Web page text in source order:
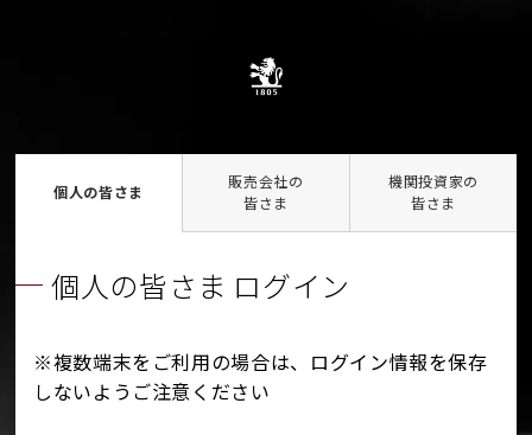
個人の皆さま
販売会社の
皆さま
機関投資家の
皆さま
個人の皆さま ログイン
※複数端末をご利用の場合は、ログイン情報を保存
しないようご注意ください